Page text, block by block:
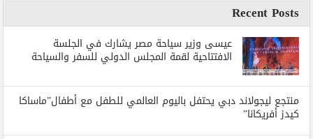
Recent Posts
عيسى وزير سياحة مصر يشارك في الجلسة
الافتتاحية لقمة المجلس الدولي للسفر والسياحة
منتجع ليجولاند دبي يحتفل باليوم العالمي للطفل مع أطفال”ماساكا
كيدز أفريكانا”